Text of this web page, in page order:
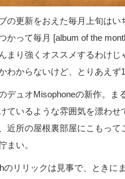
の更新をおえた毎月上旬は
かって毎月 [album of the
まり強くオススメするわけ
わからないけど、とりあえず
デュオMisophoneの新作。ま
ているような雰囲気を漂わせ
近所の屋根裏部屋にこもっ
まい。
のリリックは見事で、ときに